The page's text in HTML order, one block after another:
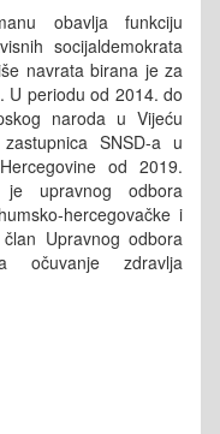
obavlja funkciju
socijaldemokrata
navrata birana je za
U periodu od 2014. do
naroda u Vijeću
SNSD-a u
od 2019.
upravnog odbora
hercegovačke i
Upravnog odbora
očuvanje zdravlja